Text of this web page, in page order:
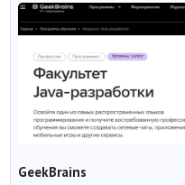
GeekBrains